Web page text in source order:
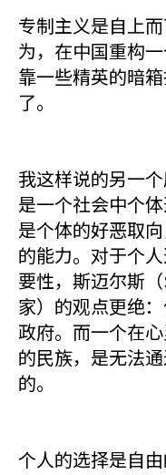
专制主义是自上
为，在中国重构
靠一些精英的暗
了。
我这样说的另一
是一个社会中个
是个体的好恶取
的能力。对于个
要性，斯迈尔斯
家）的观点更绝
政府。而一个在
的民族，是无法
的。
个人的选择是自